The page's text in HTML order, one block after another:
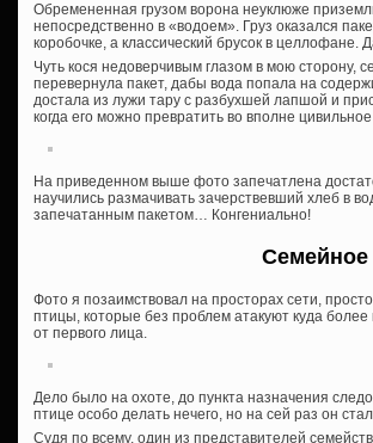
Обремененная грузом ворона неуклюже
непосредственно в «водоем». Груз оказался
коробочке, а классический брусок в
Чуть кося недоверчивым глазом в мою сторону,
перевернула пакет, дабы вода попала на
достала из лужи тару с разбухшей лапшой и
когда его можно превратить во вполне
На приведенном выше фото запечатлена
научились размачивать зачерствевший хлеб в
запечатанным пакетом… Конгениально!
Семейное
Фото я позаимствовал на просторах сети,
птицы, которые без проблем атакуют куда
от первого лица.
Дело было на охоте, до пункта назначения
птице особо делать нечего, но на сей раз он
Судя по всему, один из представителей